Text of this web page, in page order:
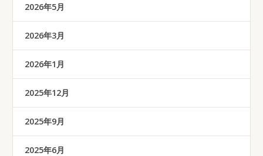
2026年5月
2026年3月
2026年1月
2025年12月
2025年9月
2025年6月